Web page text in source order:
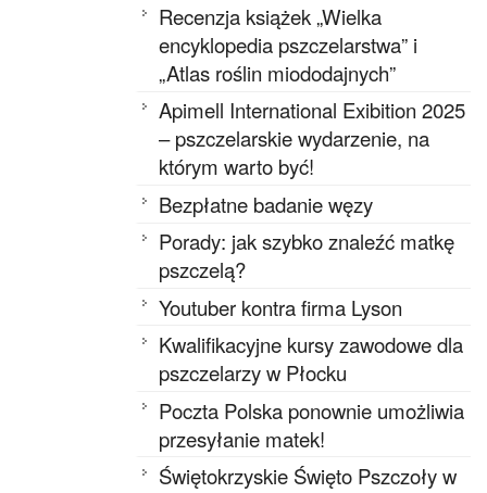
Recenzja książek „Wielka
encyklopedia pszczelarstwa” i
„Atlas roślin miododajnych”
Apimell International Exibition 2025
– pszczelarskie wydarzenie, na
którym warto być!
Bezpłatne badanie węzy
Porady: jak szybko znaleźć matkę
pszczelą?
Youtuber kontra firma Lyson
Kwalifikacyjne kursy zawodowe dla
pszczelarzy w Płocku
Poczta Polska ponownie umożliwia
przesyłanie matek!
Świętokrzyskie Święto Pszczoły w